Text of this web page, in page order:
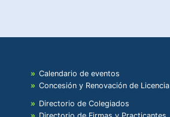
Calendario de eventos
Concesión y Renovación de Licencia
Directorio de Colegiados